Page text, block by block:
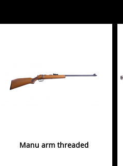
Manu arm threaded